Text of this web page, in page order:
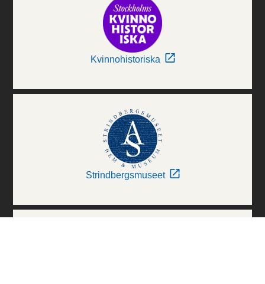
Kvinnohistoriska
Strindbergsmuseet